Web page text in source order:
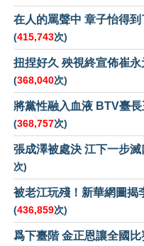
在人的罵聲中 章子怡得
(415,743次)
扭捏好久 殃視終宣佈崔
(368,040次)
將黨性融入血液 BTV臺
(368,757次)
張成澤被處決 江下一步
次)
被老江玩殘！新華網圖揭
(436,859次)
爲下臺階 金正恩讓全國